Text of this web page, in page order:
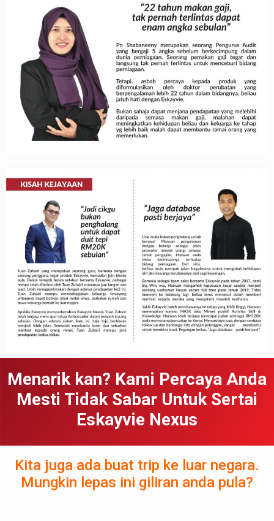
Menarik kan? Kami Percaya Anda
Mesti Tidak Sabar Untuk Sertai
Eskayvie Nexus
Kita juga ada buat trip ke luar negara.
Mungkin lepas ini giliran anda pula?